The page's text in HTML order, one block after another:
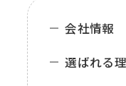
会社情報
選ばれる